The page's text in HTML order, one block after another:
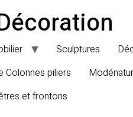
Sculptures
Colonnes piliers
et frontons